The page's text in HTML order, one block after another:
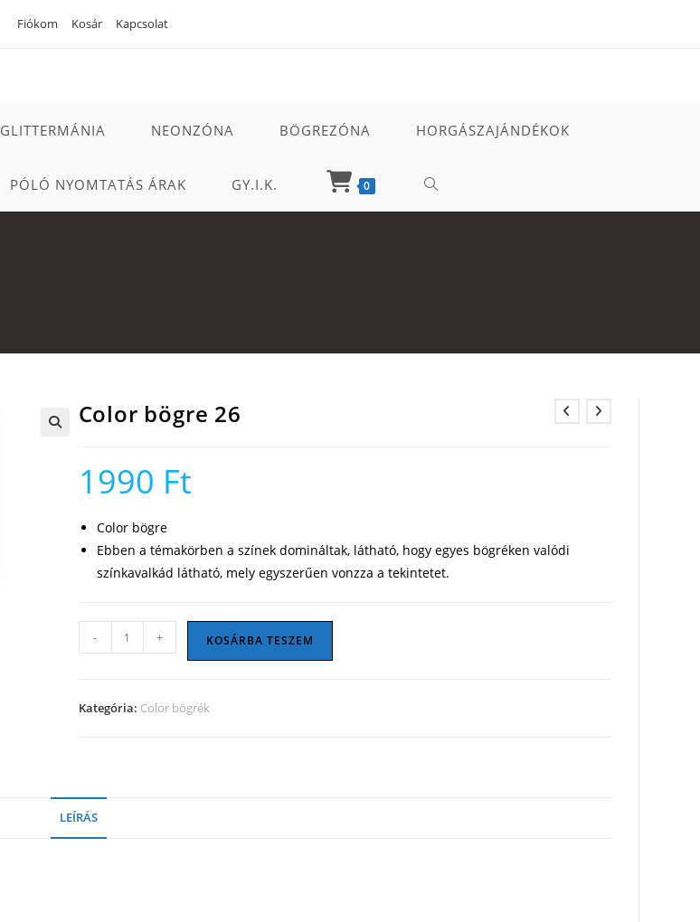
Fiókom Kosár Kapcsolat
GLITTERMÁNIA NEONZÓNA BÖGREZÓNA HORGÁSZAJÁNDÉKOK
PÓLÓ NYOMTATÁS ÁRAK GY.I.K. 0 TOGGLE
Color bögre 26
1990 Ft
Color bögre
Ebben a témakörben a színek domináltak, látható, hogy egyes bögréken valódi
színkavalkád látható, mely egyszerűen vonzza a tekintetet.
bögre
mennyiség
- + KOSÁRBA TESZEM
Kategória: Color bögrék
LEÍRÁS